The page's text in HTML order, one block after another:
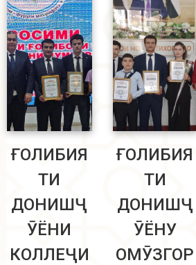
ҒОЛИБИЯ
ТИ
ДОНИШҶ
ӮЁНИ
КОЛЛЕҶИ
ҒОЛИБИЯ
ТИ
ДОНИШҶ
ӮЁНУ
ОМӮЗГОР